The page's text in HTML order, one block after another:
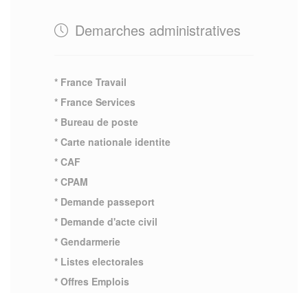
Demarches administratives
* France Travail
* France Services
* Bureau de poste
* Carte nationale identite
* CAF
* CPAM
* Demande passeport
* Demande d'acte civil
* Gendarmerie
* Listes electorales
* Offres Emplois